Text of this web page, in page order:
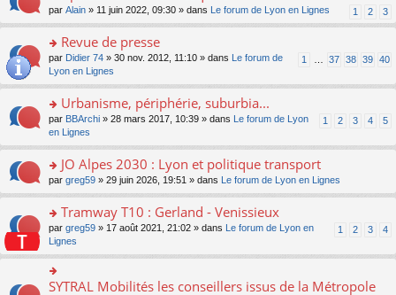
c
e
pl
s
ré
e
n
o
n
le
pl
s
ré
c
e
s
g
e
n
o
n
le
s
ré
c
nt
er
le
m
e
s
g
e
n
o
n
le
u
s
ré
c
e
nt
o
n
ult
er
le
m
e
s
s
e
n
o
n
le
s
ré
1 2 3
par Alain » 11 juin 2022, 09:30 » dans Le forum de Lyon en Lignes
o
s
er
le
m
e
s
s
e
n
o
n
lu
le
Revue de presse
1 37 38 39 40
par Didier 74 » 30 nov. 2012, 11:10 » dans
Le forum de
Lyon en Lignes
o
n
s
er
le
m
e
s
s
g
n
Urbanisme, périphérie, suburbia...
1 2 3 4 5
par BBArchi » 28 mars 2017, 10:39 » dans
Le forum de Lyon
en Lignes
o
n
ult
er
le
m
e
s
JO Alpes 2030 : Lyon et politique transport
par greg59 » 29 juin 2026, 19:51 » dans Le forum de Lyon en Lignes
o
s
ult
er
Tramway T10 : Gerland - Venissieux
1 2 3 4
par greg59 » 17 août 2021, 21:02 » dans
Le forum de Lyon en
Lignes
o
SYTRAL Mobilités les conseillers issus de la Métropole